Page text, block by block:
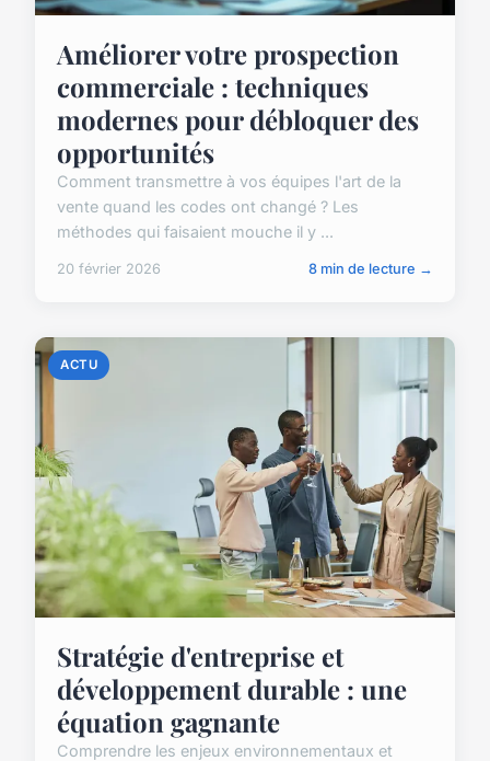
Améliorer votre prospection
commerciale : techniques
modernes pour débloquer des
opportunités
Comment transmettre à vos équipes l'art de la
vente quand les codes ont changé ? Les
méthodes qui faisaient mouche il y ...
20 février 2026 8 min de lecture →
ACTU
Stratégie d'entreprise et
développement durable : une
équation gagnante
Comprendre les enjeux environnementaux et